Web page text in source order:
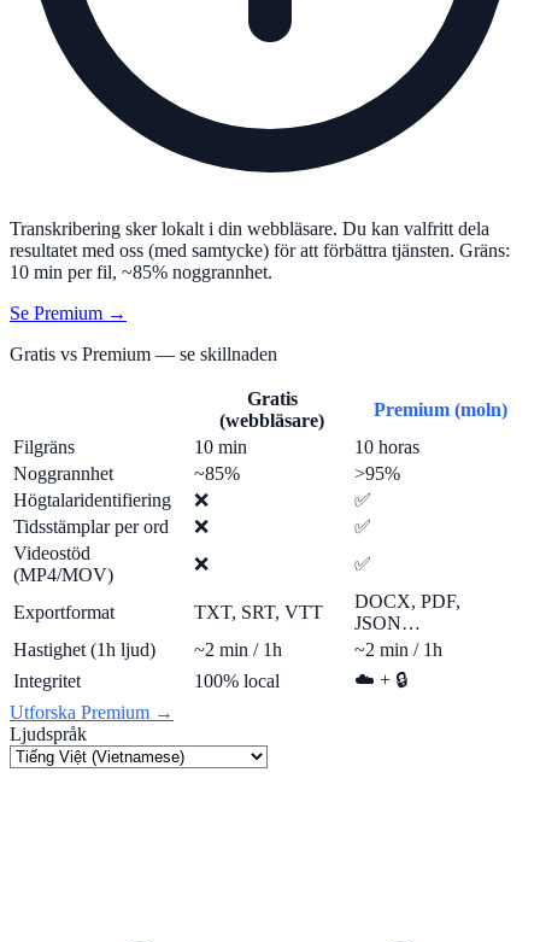
Transkribering sker lokalt i din webbläsare. Du kan valfritt dela
resultatet med oss (med samtycke) för att förbättra tjänsten. Gräns:
10 min per fil, ~85% noggrannhet.
Se Premium →
Gratis vs Premium — se skillnaden
Gratis
(webbläsare)
Premium (moln)
Filgräns
10 min
10 horas
Noggrannhet
~85%
>95%
Högtalaridentifiering
❌
✅
Tidsstämplar per ord
❌
✅
Videostöd
(MP4/MOV)
❌ ✅
Exportformat TXT, SRT, VTT
DOCX, PDF,
JSON…
Hastighet (1h ljud)
~2 min / 1h
~2 min / 1h
Integritet
100% local
☁️ + 🔒
Utforska Premium →
Ljudspråk